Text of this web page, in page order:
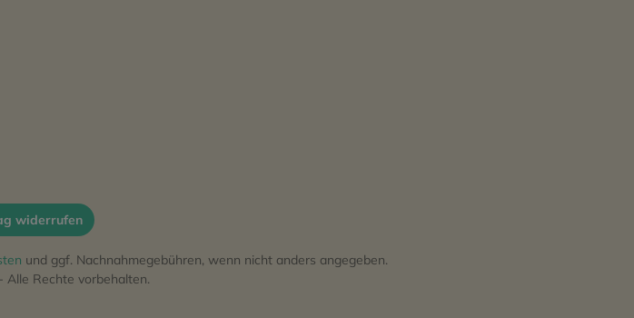
widerrufen
und ggf. Nachnahmegebühren, wenn nicht anders angegeben.
Rechte vorbehalten.